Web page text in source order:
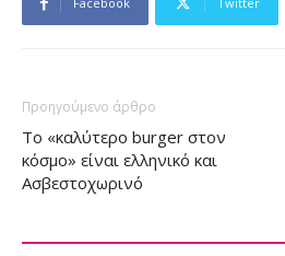
Προηγούμενο άρθρο
To «καλύτερο burger στον
κόσμο» είναι ελληνικό και
Ασβεστοχωρινό